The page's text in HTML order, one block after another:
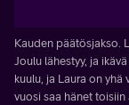
Kauden päätösjakso.
Joulu lähestyy, ja
kuulu, ja Laura on
vuosi saa hänet toisiin